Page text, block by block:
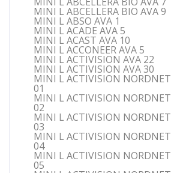
MINI L ABCELLERA BIO AVA 9
MINI L ABSO AVA 1
MINI L ACADE AVA 5
MINI L ACAST AVA 10
MINI L ACCONEER AVA 5
MINI L ACTIVISION AVA 22
MINI L ACTIVISION AVA 30
MINI L ACTIVISION NORDNET
01
MINI L ACTIVISION NORDNET
02
MINI L ACTIVISION NORDNET
03
MINI L ACTIVISION NORDNET
04
MINI L ACTIVISION NORDNET
05